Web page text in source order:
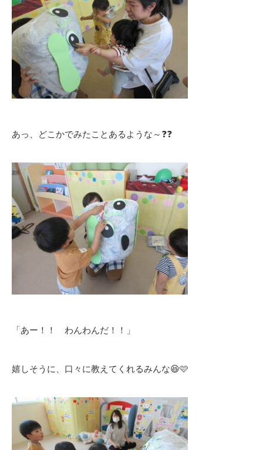
あっ、どこかでみたことあるような～❓❓
「あー！！ わんわんだ！！」
嬉しそうに、口々に教えてくれるみんな😆🩷